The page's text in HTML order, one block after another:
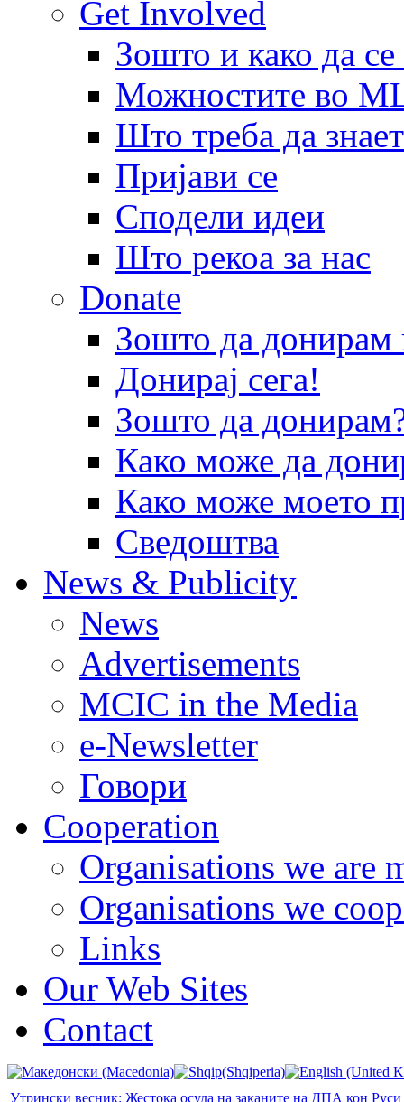
Get Involved
Зошто и како да
Можностите во
Што треба да
Пријави се
Сподели идеи
Што рекоа за нас
Donate
Зошто да
Донирај сега!
Зошто да
Како може да
Како може моето
Сведоштва
News & Publicity
News
Advertisements
MCIC in the Media
e-Newsletter
Говори
Cooperation
Organisations we are
Organisations we
Links
Our Web Sites
Contact
Утрински весник: Жестока осуда на заканите на ДПА кон